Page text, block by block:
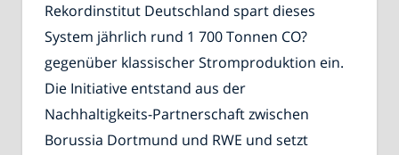
Rekordinstitut Deutschland spart dieses
System jährlich rund 1 700 Tonnen CO?
gegenüber klassischer Stromproduktion ein.
Die Initiative entstand aus der
Nachhaltigkeits-Partnerschaft zwischen
Borussia Dortmund und RWE und setzt